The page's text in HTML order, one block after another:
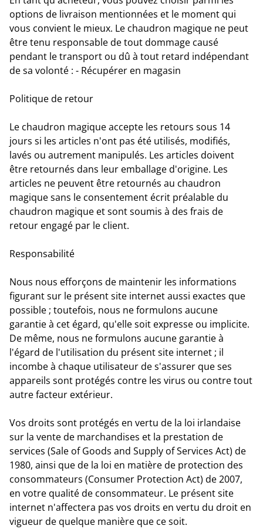
options de livraison mentionnées et le moment qui
vous convient le mieux. Le chaudron magique ne peut
être tenu responsable de tout dommage causé
pendant le transport ou dû à tout retard indépendant
de sa volonté : - Récupérer en magasin
Politique de retour
Le chaudron magique accepte les retours sous 14
jours si les articles n'ont pas été utilisés, modifiés,
lavés ou autrement manipulés. Les articles doivent
être retournés dans leur emballage d'origine. Les
articles ne peuvent être retournés au chaudron
magique sans le consentement écrit préalable du
chaudron magique et sont soumis à des frais de
retour engagé par le client.
Responsabilité
Nous nous efforçons de maintenir les informations
figurant sur le présent site internet aussi exactes que
possible ; toutefois, nous ne formulons aucune
garantie à cet égard, qu'elle soit expresse ou implicite.
De même, nous ne formulons aucune garantie à
l'égard de l'utilisation du présent site internet ; il
incombe à chaque utilisateur de s'assurer que ses
appareils sont protégés contre les virus ou contre tout
autre facteur extérieur.
Vos droits sont protégés en vertu de la loi irlandaise
sur la vente de marchandises et la prestation de
services (Sale of Goods and Supply of Services Act) de
1980, ainsi que de la loi en matière de protection des
consommateurs (Consumer Protection Act) de 2007,
en votre qualité de consommateur. Le présent site
internet n'affectera pas vos droits en vertu du droit en
vigueur de quelque manière que ce soit.